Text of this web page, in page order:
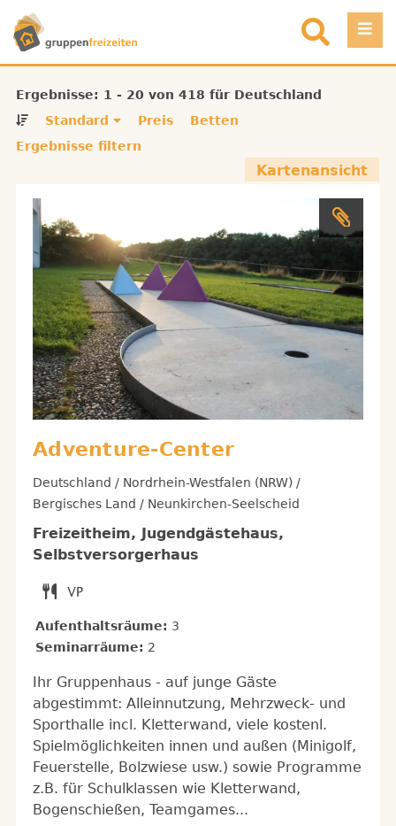
Direkt zum Inhalt
Registrieren
Objekt eintragen
Ergebnisse: 1 - 20 von 418 für Deutschland
Standard
Preis
Betten
Ergebnisse filtern
Kartenansicht
Adventure-Center
Deutschland / Nordrhein-Westfalen (NRW) /
Bergisches Land / Neunkirchen-Seelscheid
Freizeitheim, Jugendgästehaus,
Selbstversorgerhaus
Aufenthaltsräume: 3
Seminarräume: 2
Ihr Gruppenhaus - auf junge Gäste
abgestimmt: Alleinnutzung, Mehrzweck- und
Sporthalle incl. Kletterwand, viele kostenl.
Spielmöglichkeiten innen und außen (Minigolf,
Feuerstelle, Bolzwiese usw.) sowie Programme
z.B. für Schulklassen wie Kletterwand,
Bogenschießen, Teamgames...